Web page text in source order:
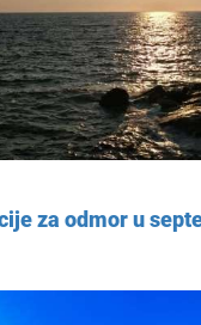
za odmor u